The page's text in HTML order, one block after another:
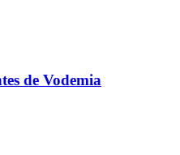
de Vodemia